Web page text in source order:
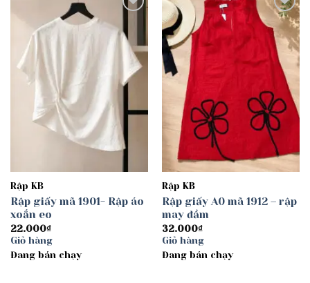
wishlist
Rập KB
Rập giấy mã 1901- Rập áo
xoắn eo
22.000₫
Giỏ hàng
Đang bán chạy
Add to
wishlist
Rập KB
Rập giấy A0 mã 1912 – rập
may đầm
32.000₫
Giỏ hàng
Đang bán chạy